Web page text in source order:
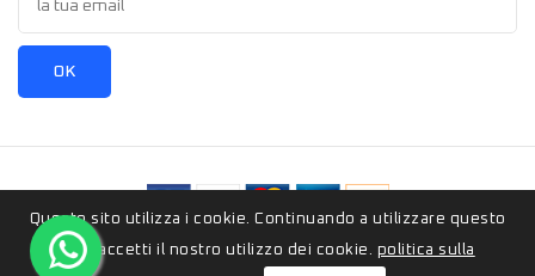
Questo sito utilizza i cookie. Continuando a utilizzare questo
sito, accetti il ​​nostro utilizzo dei cookie. politica sulla
© 2026 - ZeroSedici.eu è un marchio appartenete al gruppo